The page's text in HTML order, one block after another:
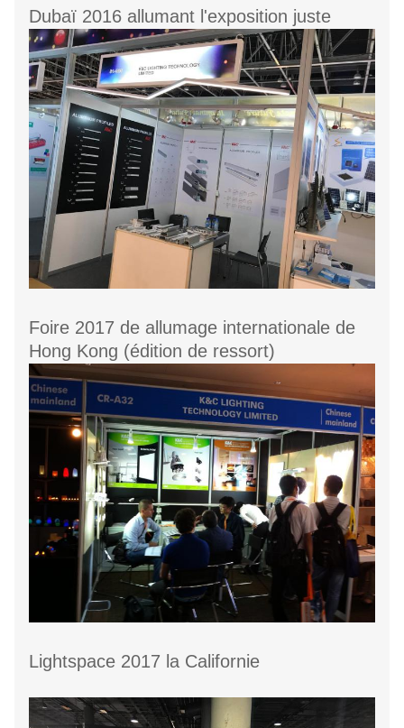
Dubaï 2016 allumant l'exposition juste
Foire 2017 de allumage internationale de
Hong Kong (édition de ressort)
Lightspace 2017 la Californie